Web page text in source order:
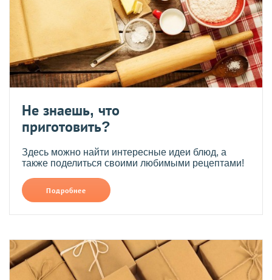
Не знаешь, что
приготовить?
Здесь можно найти интересные идеи блюд, а
также поделиться своими любимыми рецептами!
Подробнее